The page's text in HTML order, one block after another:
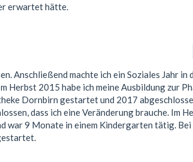
erwartet hätte.
Anschließend machte ich ein Soziales Jahr in
Herbst 2015 habe ich meine Ausbildung zur
Dornbirn gestartet und 2017
dass ich eine Veränderung brauche. Im
war 9 Monate in einem Kindergarten tätig. Bei